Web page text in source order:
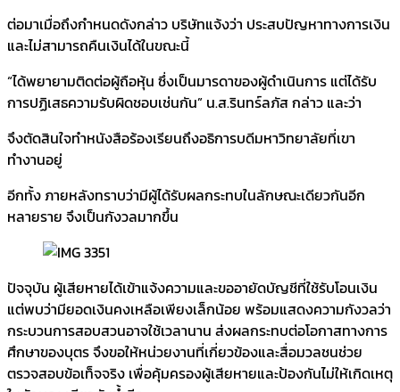
ต่อมาเมื่อถึงกำหนดดังกล่าว บริษัทแจ้งว่า ประสบปัญหาทางการเงิน
และไม่สามารถคืนเงินได้ในขณะนี้
“ได้พยายามติดต่อผู้ถือหุ้น ซึ่งเป็นมารดาของผู้ดำเนินการ แต่ได้รับ
การปฏิเสธความรับผิดชอบเช่นกัน” น.ส.รินทร์ลภัส กล่าว และว่า
จึงตัดสินใจทำหนังสือร้องเรียนถึงอธิการบดีมหาวิทยาลัยที่เขา
ทำงานอยู่
อีกทั้ง ภายหลังทราบว่ามีผู้ได้รับผลกระทบในลักษณะเดียวกันอีก
หลายราย จึงเป็นกังวลมากขึ้น
ปัจจุบัน ผู้เสียหายได้เข้าแจ้งความและขออายัดบัญชีที่ใช้รับโอนเงิน
แต่พบว่ามียอดเงินคงเหลือเพียงเล็กน้อย พร้อมแสดงความกังวลว่า
กระบวนการสอบสวนอาจใช้เวลานาน ส่งผลกระทบต่อโอกาสทางการ
ศึกษาของบุตร จึงขอให้หน่วยงานที่เกี่ยวข้องและสื่อมวลชนช่วย
ตรวจสอบข้อเท็จจริง เพื่อคุ้มครองผู้เสียหายและป้องกันไม่ให้เกิดเหตุ